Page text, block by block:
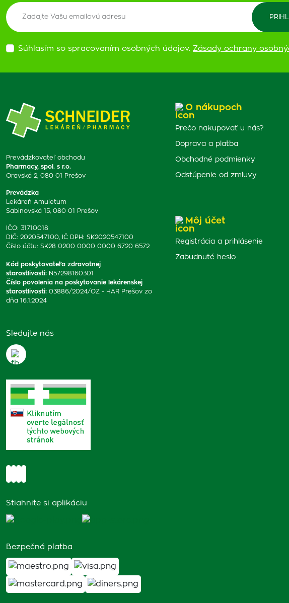
Súhlasím so spracovaním osobných údajov. Zásady ochrany
Prevádzkovateľ obchodu
Pharmacy, spol. s r.o.
Oravská 2, 080 01 Prešov
Prevádzka
Lekáreň Amuletum
Sabinovská 15, 080 01 Prešov
IČO: 31710018
DIČ: 2020547100, IČ DPH: SK2020547100
Číslo účtu: SK28 0200 0000 0000 6720 6572
Kód poskytovateľa zdravotnej
starostlivosti: N57298160301
Číslo povolenia na poskytovanie lekárenskej
starostlivosti: 03886/2024/OZ - HAR Prešov zo
dňa 16.1.2024
Sledujte nás
Stiahnite si aplikáciu
Bezpečná platba
O nákupoch
Prečo nakupovať u nás?
Doprava a platba
Obchodné podmienky
Odstúpenie od zmluvy
Môj účet
Registrácia a prihlásenie
Zabudnuté heslo